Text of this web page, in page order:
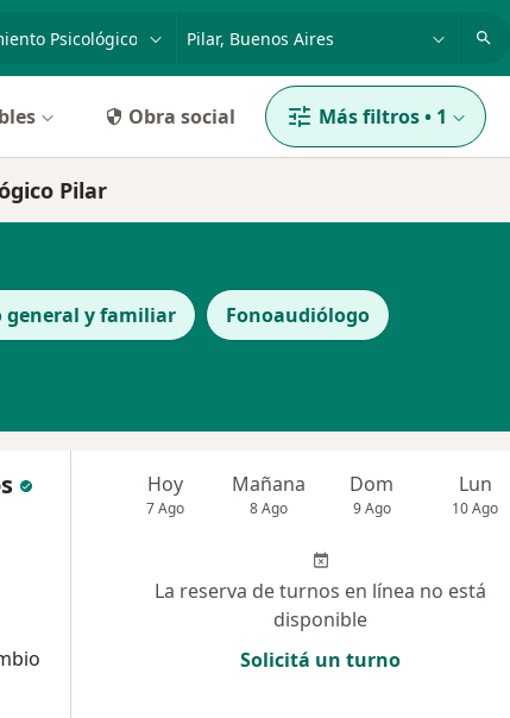
enfermedad o nombre
Obra social Más filtros• 1
Pilar
general y familiar Fonoaudiólogo
Hoy
7 Ago
Mañana
8 Ago
Dom
9 Ago
Lun
10 Ago
La reserva de turnos en línea no está
disponible
Solicitá un turno